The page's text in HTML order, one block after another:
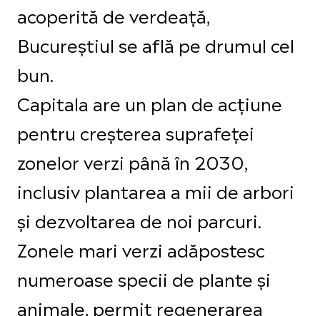
acoperită de verdeață,
Bucureștiul se află pe drumul cel
bun.
Capitala are un plan de acțiune
pentru creșterea suprafeței
zonelor verzi până în 2030,
inclusiv plantarea a mii de arbori
și dezvoltarea de noi parcuri.
Zonele mari verzi adăpostesc
numeroase specii de plante și
animale, permit regenerarea